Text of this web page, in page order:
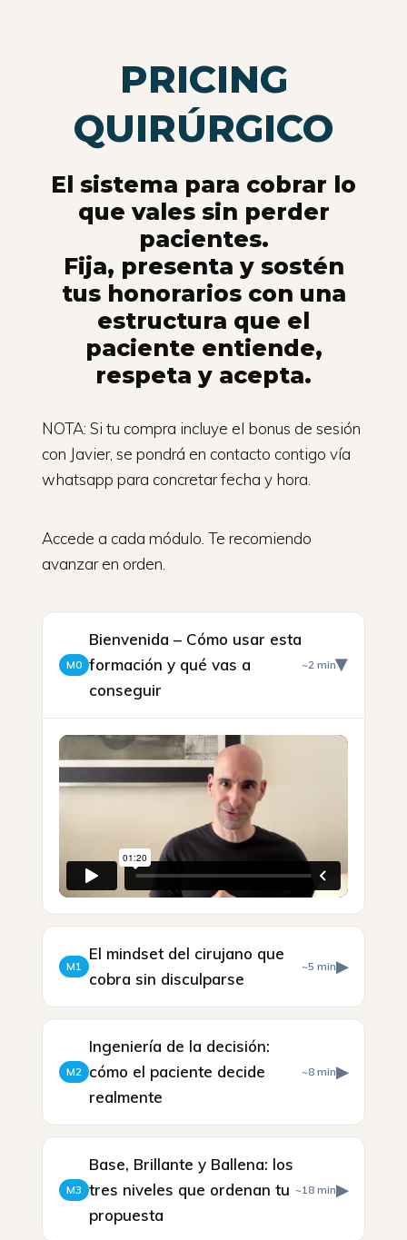
PRICING
QUIRÚRGICO
El sistema para cobrar lo
que vales sin perder
pacientes.
Fija, presenta y sostén
tus honorarios con una
estructura que el
paciente entiende,
respeta y acepta.
NOTA: Si tu compra incluye el bonus de sesión
con Javier, se pondrá en contacto contigo vía
whatsapp para concretar fecha y hora.
Accede a cada módulo. Te recomiendo
avanzar en orden.
M0
Bienvenida – Cómo usar esta
formación y qué vas a
conseguir
~2 min▶
M1
El mindset del cirujano que
cobra sin disculparse
~5 min▶
M2
Ingeniería de la decisión:
cómo el paciente decide
realmente
~8 min▶
M3
Base, Brillante y Ballena: los
tres niveles que ordenan tu
propuesta
~18 min▶